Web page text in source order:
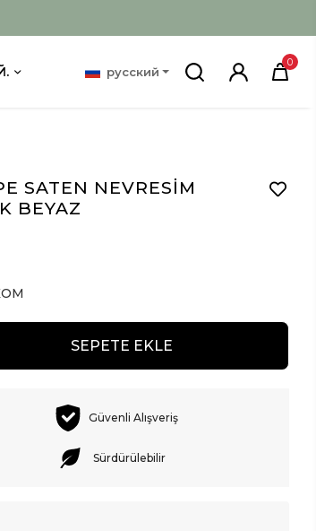
русский
0
SATEN NEVRESİM
BEYAZ
SEPETE EKLE
Güvenli Alışveriş
Sürdürülebilir